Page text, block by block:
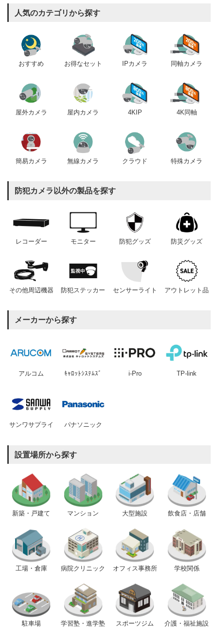
人気のカテゴリから探す
おすすめ お得なセット IPカメラ 同軸カメラ
屋外カメラ 屋内カメラ 4KIP 4K同軸
簡易カメラ 無線カメラ クラウド 特殊カメラ
防犯カメラ以外の製品を探す
レコーダー モニター 防犯グッズ 防災グッズ
その他周辺機器 防犯ステッカー センサーライト アウトレット品
メーカーから探す
アルコム ｷｬﾛｯﾄｼｽﾃﾑｽﾞ i-Pro TP-link
サンワサプライ パナソニック
設置場所から探す
新築・戸建て マンション 大型施設 飲食店・店舗
工場・倉庫 病院クリニック オフィス事務所 学校関係
駐車場 学習塾・進学塾 スポーツジム 介護・福祉施設